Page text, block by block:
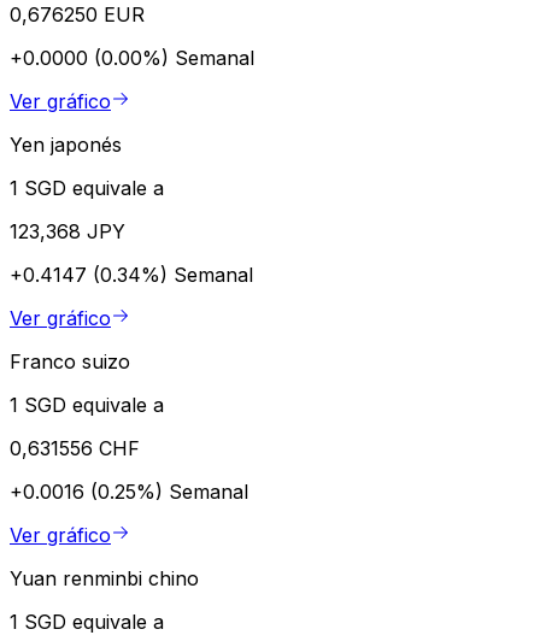
0,676250 EUR
+0.0000 (0.00%) Semanal
Ver gráfico
Yen japonés
1 SGD equivale a
123,368 JPY
+0.4147 (0.34%) Semanal
Ver gráfico
Franco suizo
1 SGD equivale a
0,631556 CHF
+0.0016 (0.25%) Semanal
Ver gráfico
Yuan renminbi chino
1 SGD equivale a